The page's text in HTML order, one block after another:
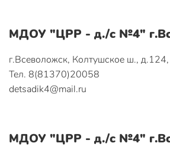
МДОУ "ЦРР - д./с №4"
г.Всеволожск, Колтушское ш.,
Тел. 8(81370)20058
detsadik4@mail.ru
МДОУ "ЦРР - д./с №4"